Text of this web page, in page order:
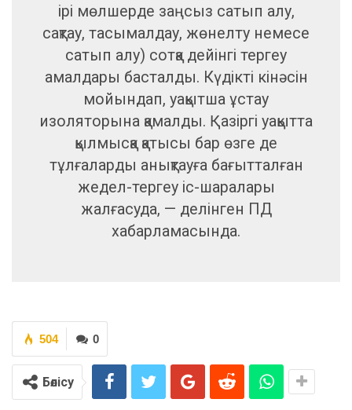
ірі мөлшерде заңсыз сатып алу,
сақтау, тасымалдау, жөнелту немесе
сатып алу) сотқа дейінгі тергеу
амалдары басталды. Күдікті кінәсін
мойындап, уақытша ұстау
изоляторына қамалды. Қазіргі уақытта
қылмысқа қатысы бар өзге де
тұлғаларды анықтауға бағытталған
жедел-тергеу іс-шаралары
жалғасуда, — делінген ПД
хабарламасында.
0
504
Бөлісу